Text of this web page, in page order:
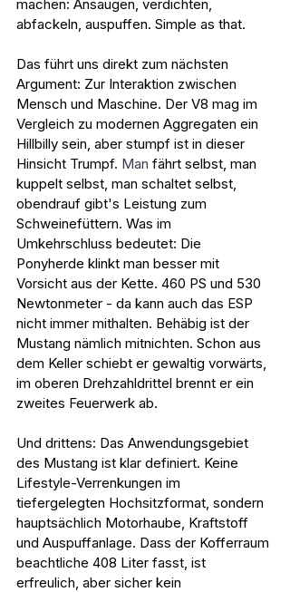
machen: Ansaugen, verdichten,
abfackeln, auspuffen. Simple as that.
Das führt uns direkt zum nächsten
Argument: Zur Interaktion zwischen
Mensch und Maschine. Der V8 mag im
Vergleich zu modernen Aggregaten ein
Hillbilly sein, aber stumpf ist in dieser
Hinsicht Trumpf. Man fährt selbst, man
kuppelt selbst, man schaltet selbst,
obendrauf gibt's Leistung zum
Schweinefüttern. Was im
Umkehrschluss bedeutet: Die
Ponyherde klinkt man besser mit
Vorsicht aus der Kette. 460 PS und 530
Newtonmeter - da kann auch das ESP
nicht immer mithalten. Behäbig ist der
Mustang nämlich mitnichten. Schon aus
dem Keller schiebt er gewaltig vorwärts,
im oberen Drehzahldrittel brennt er ein
zweites Feuerwerk ab.
Und drittens: Das Anwendungsgebiet
des Mustang ist klar definiert. Keine
Lifestyle-Verrenkungen im
tiefergelegten Hochsitzformat, sondern
hauptsächlich Motorhaube, Kraftstoff
und Auspuffanlage. Dass der Kofferraum
beachtliche 408 Liter fasst, ist
erfreulich, aber sicher kein